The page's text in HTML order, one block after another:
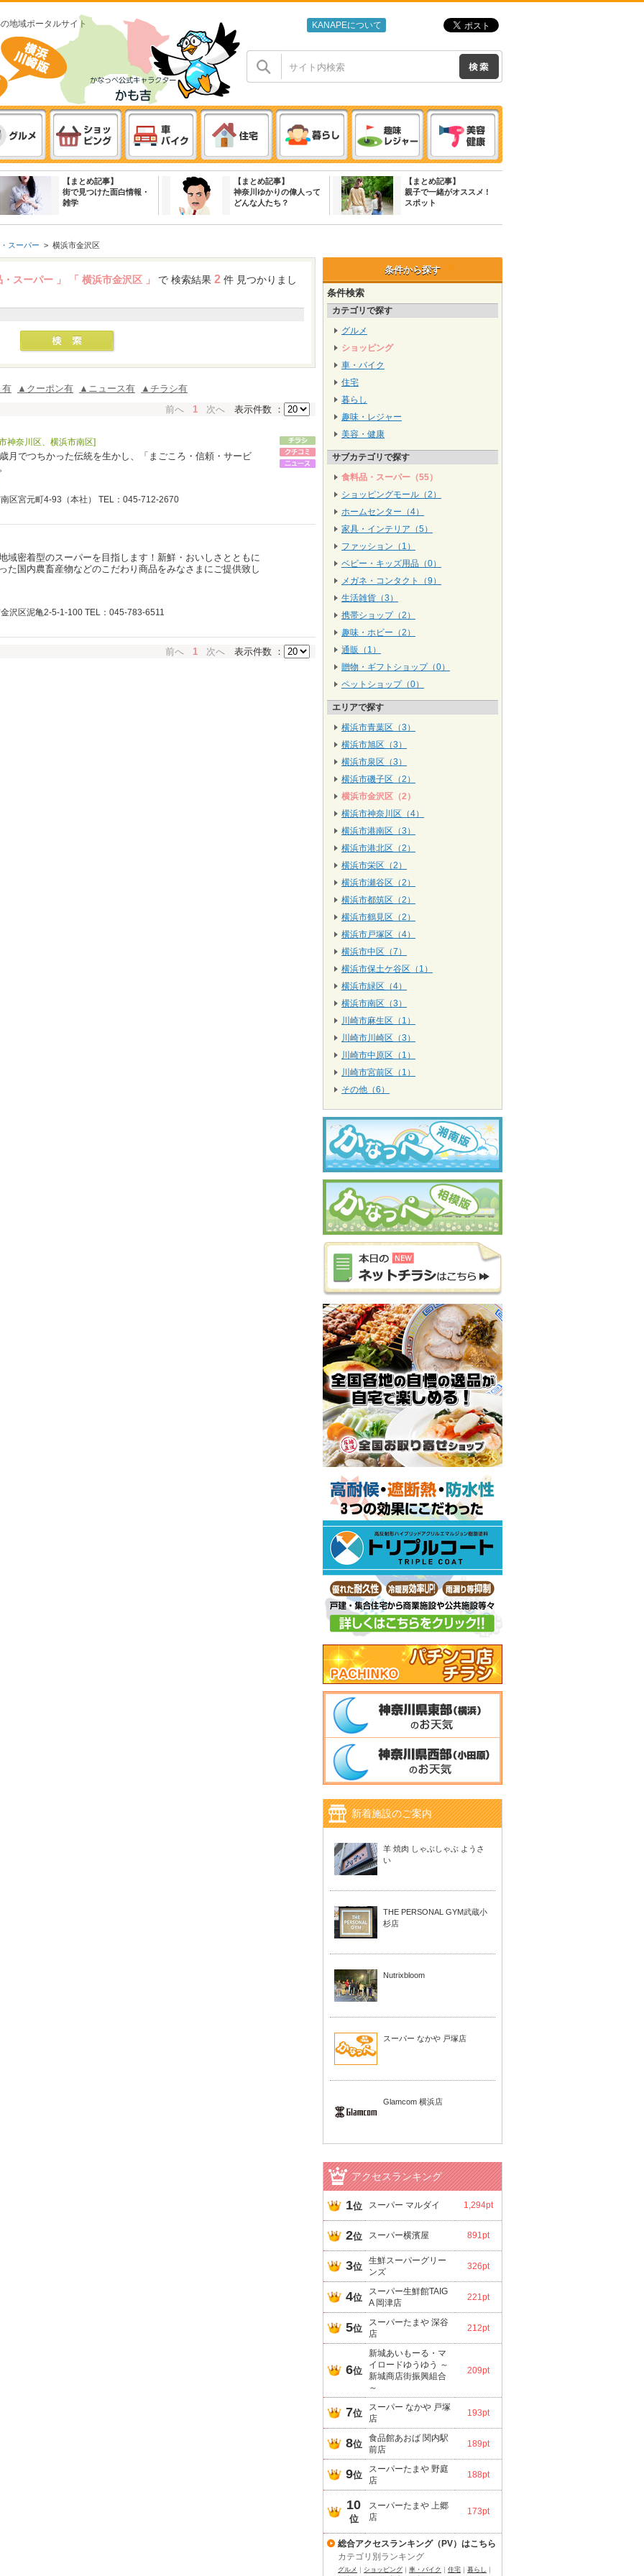
地域ポータルサイト KANAPEについて
【まとめ記事】
街で見つけた面白情報・
雑学
【まとめ記事】
神奈川ゆかりの偉人って
どんな人たち？
【まとめ記事】
親子で一緒がオススメ !
スポット
スーパー > 横浜市金沢区
条件から探す
条件検索
カテゴリで探す
グルメ
ショッピング
車・バイク
住宅
暮らし
趣味・レジャー
美容・健康
サブカテゴリで探す
食料品・スーパー（55）
ショッピングモール（2）
ホームセンター（4）
家具・インテリア（5）
ファッション（1）
ベビー・キッズ用品（0）
メガネ・コンタクト（9）
生活雑貨（3）
携帯ショップ（2）
趣味・ホビー（2）
通販（1）
贈物・ギフトショップ（0）
ペットショップ（0）
エリアで探す
横浜市青葉区（3）
横浜市旭区（3）
横浜市泉区（3）
横浜市磯子区（2）
横浜市金沢区（2）
横浜市神奈川区（4）
横浜市港南区（3）
横浜市港北区（2）
横浜市栄区（2）
横浜市瀬谷区（2）
横浜市都筑区（2）
横浜市鶴見区（2）
横浜市戸塚区（4）
横浜市中区（7）
横浜市保土ケ谷区（1）
横浜市緑区（4）
横浜市南区（3）
川崎市麻生区（1）
川崎市川崎区（3）
川崎市中原区（1）
川崎市宮前区（1）
その他（6）
新着施設のご案内
羊 焼肉 しゃぶしゃぶ ようさ
い
THE PERSONAL GYM武蔵小
杉店
Nutrixbloom
スーパー なかや 戸塚店
Glamcom 横浜店
アクセスランキング
1位 スーパー マルダイ 1,294pt
2位 スーパー横濱屋 891pt
3位
生鮮スーパーグリー
ンズ
326pt
4位
スーパー生鮮館TAIG
A 岡津店
221pt
5位
スーパーたまや 深谷
店
212pt
6位
新城あいもーる・マ
イロードゆうゆう ～
新城商店街振興組合
～
209pt
7位
スーパー なかや 戸塚
店
193pt
8位
食品館あおば 関内駅
前店
189pt
9位
スーパーたまや 野庭
店
188pt
10
位
スーパーたまや 上郷
店
173pt
総合アクセスランキング（PV）はこちら
カテゴリ別ランキング
グルメ ショッピング 車・バイク 住宅 暮らし
スーパー 」 「 横浜市金沢区 」 で 検索結果 2 件 見つかりまし
有 ▲クーポン有 ▲ニュース有
▲チラシ有
前へ 1 次へ 表示件数 ：
神奈川区、横浜市南区]
月でつちかった伝統を生かし、「まごころ・信頼・サービ
区宮元町4-93（本社） TEL：045-712-2670
域密着型のスーパーを目指します！新鮮・おいしさとともに
た国内農畜産物などのこだわり商品をみなさまにご提供致し
沢区泥亀2-5-1-100 TEL：045-783-6511
前へ 1 次へ 表示件数 ：